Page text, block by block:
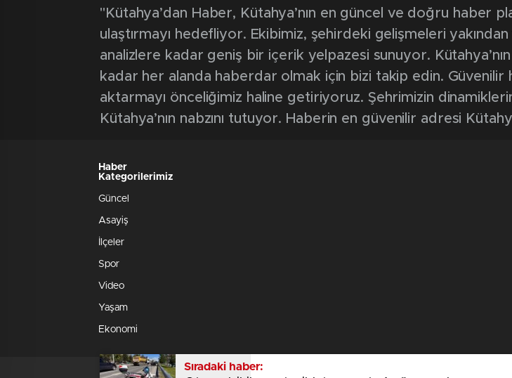
Sıradaki haber:
"Kütahya’dan Haber, Kütahya’nın en güncel ve doğru haber
ulaştırmayı hedefliyor. Ekibimiz, şehirdeki gelişmeleri
analizlere kadar geniş bir içerik yelpazesi sunuyor.
kadar her alanda haberdar olmak için bizi takip edin. Güvenilir
aktarmayı önceliğimiz haline getiriyoruz. Şehrimizin
Kütahya’nın nabzını tutuyor. Haberin en güvenilir adresi
Haber
Kategorilerimiz
Güncel
Asayiş
İlçeler
Spor
Video
Yaşam
Ekonomi